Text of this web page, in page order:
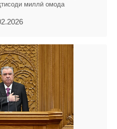
миллӣ омода